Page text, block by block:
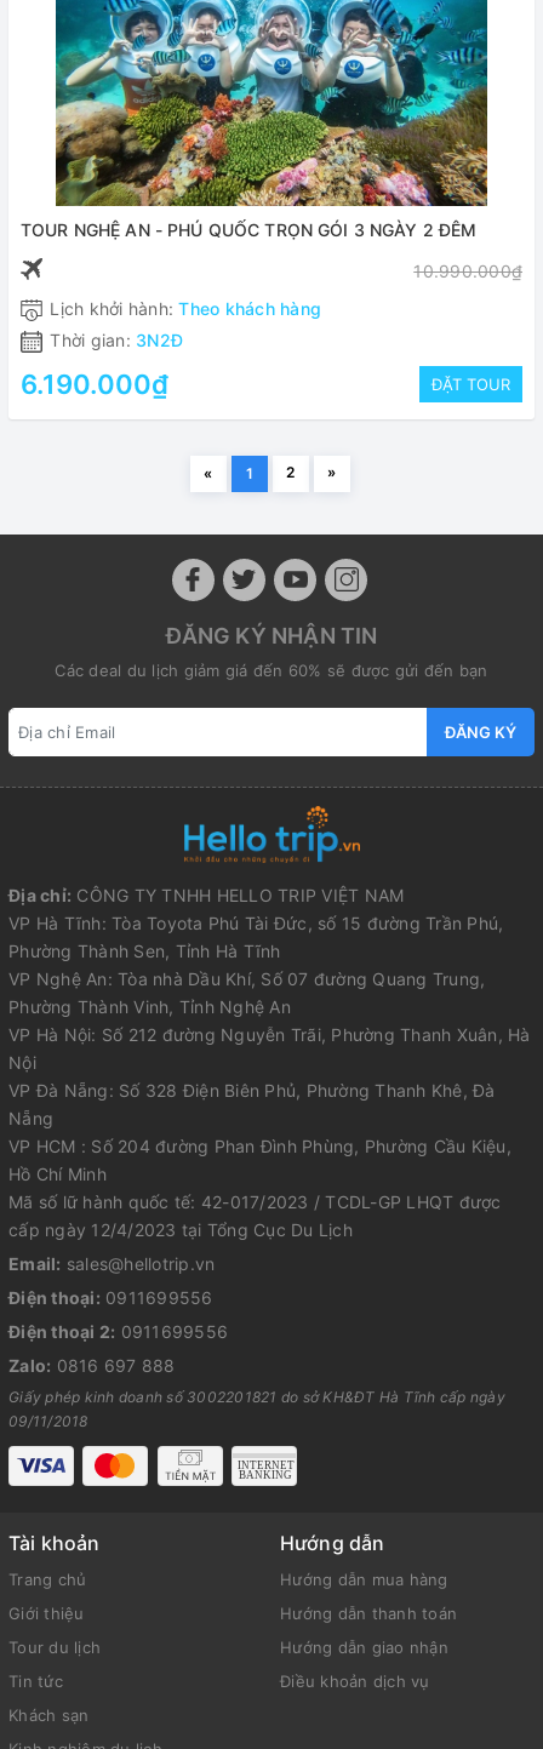
TOUR NGHỆ AN - PHÚ QUỐC TRỌN GÓI 3 NGÀY 2 ĐÊM
10.990.000₫
Lịch khởi hành:Theo khách hàng
Thời gian: 3N2Đ
6.190.000₫ ĐẶT TOUR
« 1 2 »
ĐĂNG KÝ NHẬN TIN
Các deal du lịch giảm giá đến 60% sẽ được gửi đến bạn
ĐĂNG KÝ
Địa chỉ: CÔNG TY TNHH HELLO TRIP VIỆT NAM
VP Hà Tĩnh: Tòa Toyota Phú Tài Đức, số 15 đường Trần Phú,
Phường Thành Sen, Tỉnh Hà Tĩnh
VP Nghệ An: Tòa nhà Dầu Khí, Số 07 đường Quang Trung,
Phường Thành Vinh, Tỉnh Nghệ An
VP Hà Nội: Số 212 đường Nguyễn Trãi, Phường Thanh Xuân, Hà
Nội
VP Đà Nẵng: Số 328 Điện Biên Phủ, Phường Thanh Khê, Đà
Nẵng
VP HCM : Số 204 đường Phan Đình Phùng, Phường Cầu Kiệu,
Hồ Chí Minh
Mã số lữ hành quốc tế: 42-017/2023 / TCDL-GP LHQT được
cấp ngày 12/4/2023 tại Tổng Cục Du Lịch
Email: sales@hellotrip.vn
Điện thoại: 0911699556
Điện thoại 2: 0911699556
Zalo: 0816 697 888
Giấy phép kinh doanh số 3002201821 do sở KH&ĐT Hà Tĩnh cấp ngày
09/11/2018
Tài khoản
Trang chủ
Giới thiệu
Tour du lịch
Tin tức
Khách sạn
Hướng dẫn
Hướng dẫn mua hàng
Hướng dẫn thanh toán
Hướng dẫn giao nhận
Điều khoản dịch vụ